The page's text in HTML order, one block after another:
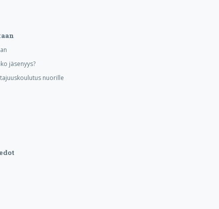
jäsenyys?
nuorille